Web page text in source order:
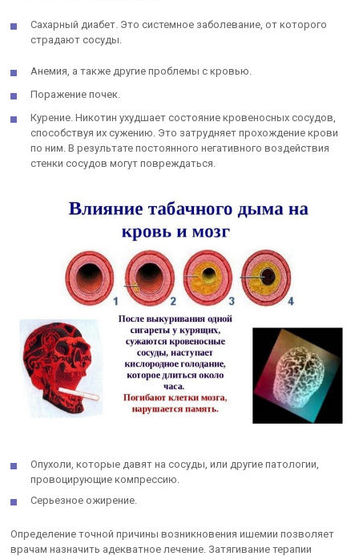
Сахарный диабет. Это системное заболевание, от которого
страдают сосуды.
Анемия, а также другие проблемы с кровью.
Поражение почек.
Курение. Никотин ухудшает состояние кровеносных сосудов,
способствуя их сужению. Это затрудняет прохождение крови
по ним. В результате постоянного негативного воздействия
стенки сосудов могут повреждаться.
Опухоли, которые давят на сосуды, или другие патологии,
провоцирующие компрессию.
Серьезное ожирение.
Определение точной причины возникновения ишемии позволяет
врачам назначить адекватное лечение. Затягивание терапии